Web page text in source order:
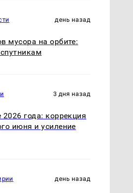
день назад
мусора на орбите:
3 дня назад
года: коррекция
июня и усиление
день назад